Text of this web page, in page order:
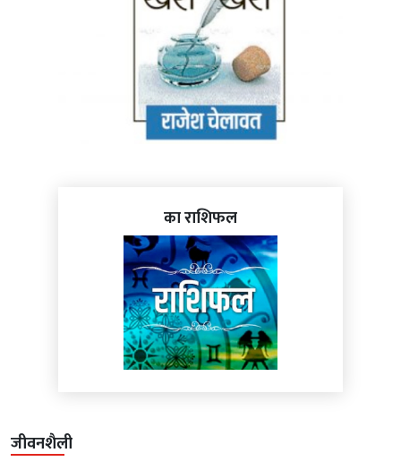
का राशिफल
जीवनशैली